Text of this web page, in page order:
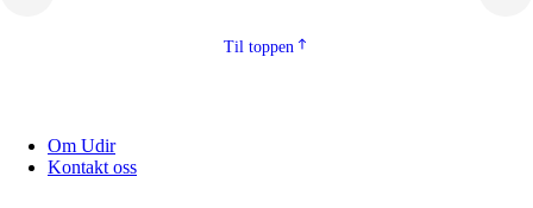
Til toppen
Om Udir
Kontakt oss